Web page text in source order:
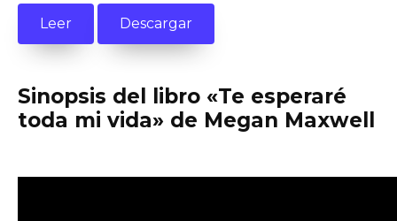
Leer Descargar
Sinopsis del libro «Te esperaré
toda mi vida» de Megan Maxwell